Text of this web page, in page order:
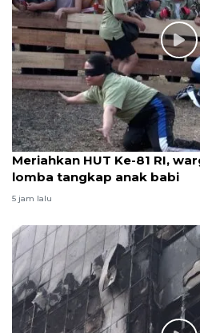
Meriahkan HUT Ke-81 RI,
lomba tangkap anak babi
5 jam lalu